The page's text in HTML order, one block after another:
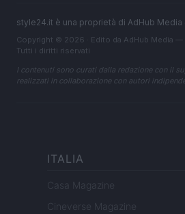
style24.it è una proprietà di AdHub Media
Copyright © 2026 · Edito da AdHub Media —
Tutti i diritti riservati
I contenuti sono curati dalla redazione con il
realizzati in collaborazione con autori
ITALIA
Casa Magazine
Cineverse Magazine